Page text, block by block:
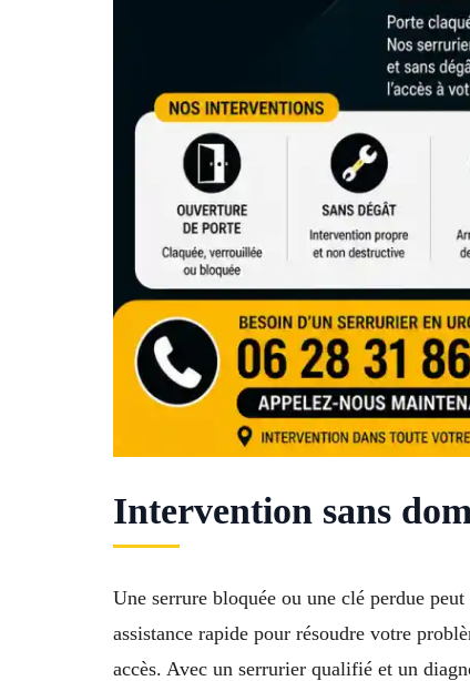
Intervention sans
Une serrure bloquée ou une clé perdue
assistance rapide pour résoudre votre
accès. Avec un serrurier qualifié et un